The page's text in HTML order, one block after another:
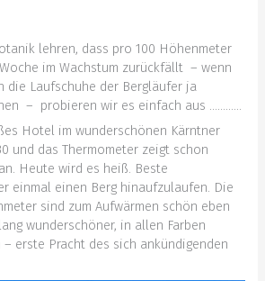
lehren, dass pro 100 Höhenmeter
im Wachstum zurückfällt – wenn
die Laufschuhe der Bergläufer ja
– probieren wir es einfach aus …………
Hotel im wunderschönen Kärntner
und das Thermometer zeigt schon
Heute wird es heiß. Beste
einmal einen Berg hinaufzulaufen. Die
sind zum Aufwärmen schön eben
wunderschöner, in allen Farben
erste Pracht des sich ankündigenden